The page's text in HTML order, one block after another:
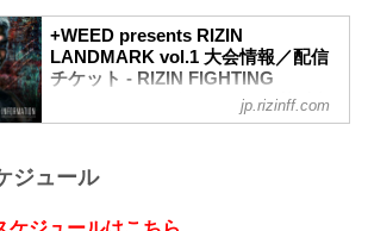
3R 判定 （3-0）
≫ 試合結果詳細
第9試合／バンタム級トーナメント 2回戦
井上直樹 vs. 金太郎
RIZIN MMAトーナメントルール：5分
3R（61.0kg）
3R 判定 （3-0）
第8試合／バンタ...
+WEED presents RIZIN
LANDMARK vol.1 大会情報／配信
チケット - RIZIN FIGHTING
FEDERATION オフィシャルサイト
+WEED presents RIZIN LANDMARK
youtu.be
jp.rizinff.com
ジュール